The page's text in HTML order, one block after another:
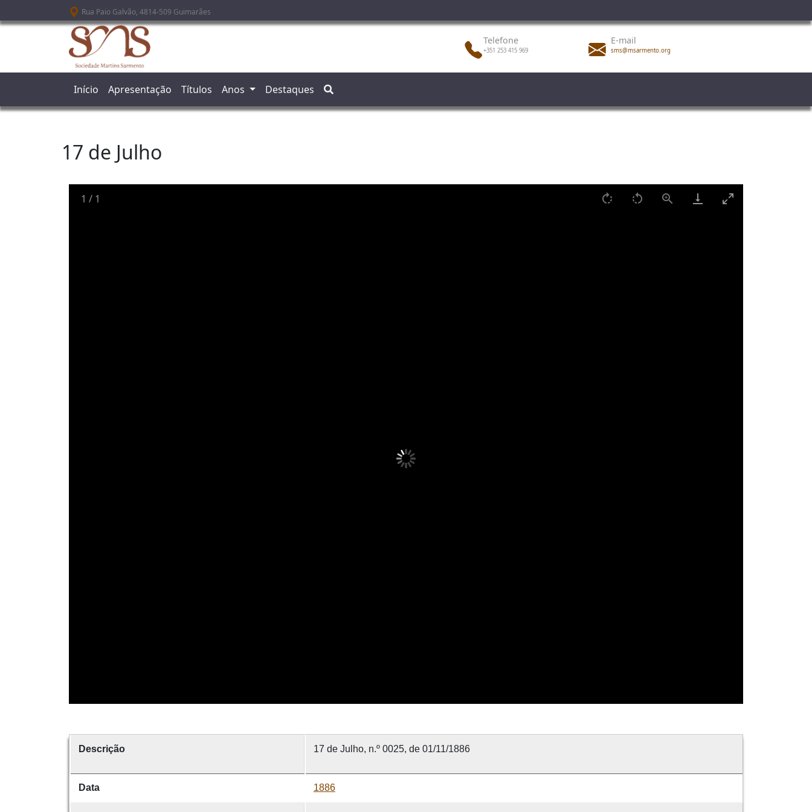
Passar para o conteúdo principal
Rua Paio Galvão, 4814-509 Guimarães
Telefone
+351 253 415 969
E-mail
sms@msarmento.org
Início Apresentação Títulos Anos Destaques
17 de Julho
1 / 1
Descrição 17 de Julho, n.º 0025, de 01/11/1886
Data 1886